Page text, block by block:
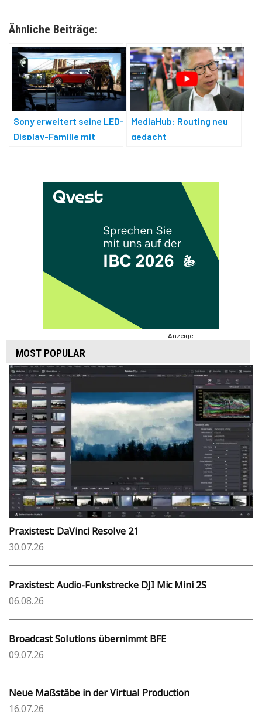
Ähnliche Beiträge:
Sony erweitert seine LED-
Display-Familie mit
MediaHub: Routing neu
gedacht
Anzeige
MOST POPULAR
Praxistest: DaVinci Resolve 21
30.07.26
Praxistest: Audio-Funkstrecke DJI Mic Mini 2S
06.08.26
Broadcast Solutions übernimmt BFE
09.07.26
Neue Maßstäbe in der Virtual Production
16.07.26